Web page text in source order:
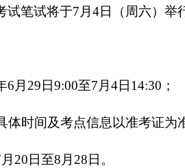
试笔试将于7月4日（周六）举
6月29日9:00至7月4日14:30；
体时间及考点信息以准考证为
20日至8月28日。